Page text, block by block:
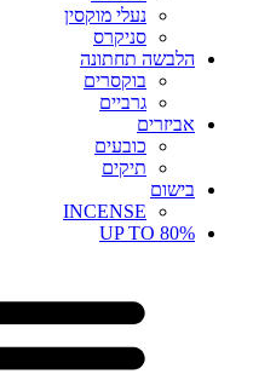
נעלי מוקסין
סניקרס
הלבשה תחתונה
בוקסרים
גרביים
אביזרים
כובעים
תיקים
בישום
INCENSE
UP TO 80%